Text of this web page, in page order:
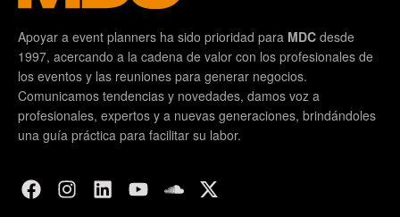
Apoyar a event planners ha sido prioridad para MDC desde
1997, acercando a la cadena de valor con los profesionales de
los eventos y las reuniones para generar negocios.
Comunicamos tendencias y novedades, damos voz a
profesionales, expertos y a nuevas generaciones, brindándoles
una guía práctica para facilitar su labor.